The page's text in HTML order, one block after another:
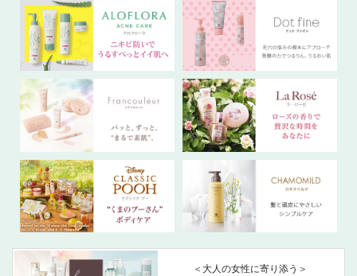
＜大人の女性に寄り添う＞